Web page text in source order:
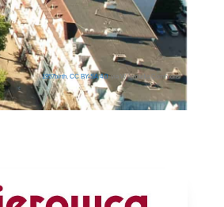
1957birth, CC BY-SA 4.0, via Wikimedia Commons